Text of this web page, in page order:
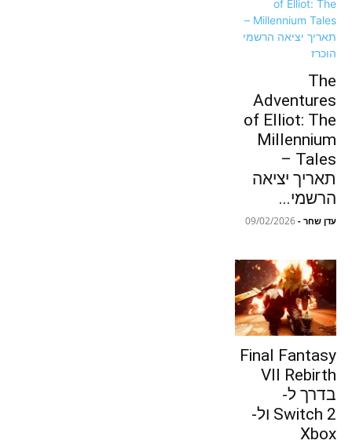
The
Adventures
of Elliot: The
Millennium
Tales –
תאריך יציאה
הרשמי...
עדן שחר -
09/02/2026
Final Fantasy
VII Rebirth
בדרך ל-
Switch 2 ול-
Xbox